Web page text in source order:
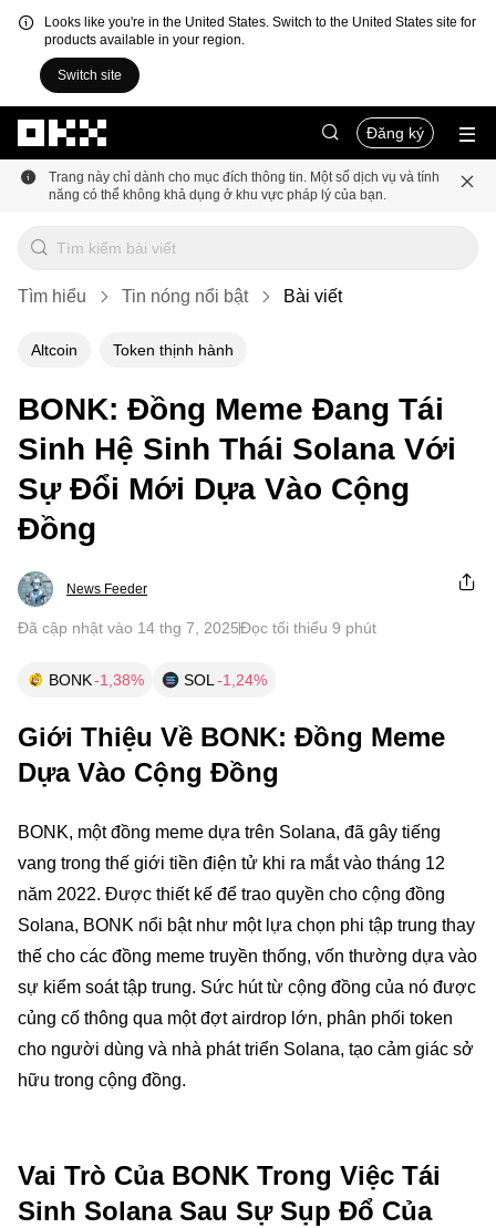
Looks like you're in the United States. Switch to the United States site for
products available in your region.
Switch site
Đăng ký
Trang này chỉ dành cho mục đích thông tin. Một số dịch vụ và tính
năng có thể không khả dụng ở khu vực pháp lý của bạn.
Tìm hiểu Tin nóng nổi bật Bài viết
Altcoin Token thịnh hành
BONK: Đồng Meme Đang Tái
Sinh Hệ Sinh Thái Solana Với
Sự Đổi Mới Dựa Vào Cộng
Đồng
News Feeder
Đã cập nhật vào 14 thg 7, 2025Đọc tối thiểu 9 phút
BONK-1,38% SOL -1,24%
Giới Thiệu Về BONK: Đồng Meme
Dựa Vào Cộng Đồng
BONK, một đồng meme dựa trên Solana, đã gây tiếng
vang trong thế giới tiền điện tử khi ra mắt vào tháng 12
năm 2022. Được thiết kế để trao quyền cho cộng đồng
Solana, BONK nổi bật như một lựa chọn phi tập trung thay
thế cho các đồng meme truyền thống, vốn thường dựa vào
sự kiểm soát tập trung. Sức hút từ cộng đồng của nó được
củng cố thông qua một đợt airdrop lớn, phân phối token
cho người dùng và nhà phát triển Solana, tạo cảm giác sở
hữu trong cộng đồng.
Vai Trò Của BONK Trong Việc Tái
Sinh Solana Sau Sự Sụp Đổ Của